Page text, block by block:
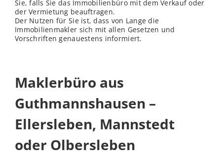
Sie, falls Sie das Immobilienbüro mit dem Verkauf oder
der Vermietung beauftragen.
Der Nutzen für Sie ist, dass von Lange die
Immobilienmakler sich mit allen Gesetzen und
Vorschriften genauestens informiert.
Maklerbüro aus
Guthmannshausen –
Ellersleben, Mannstedt
oder Olbersleben